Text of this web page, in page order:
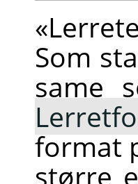
Som
same
format
større